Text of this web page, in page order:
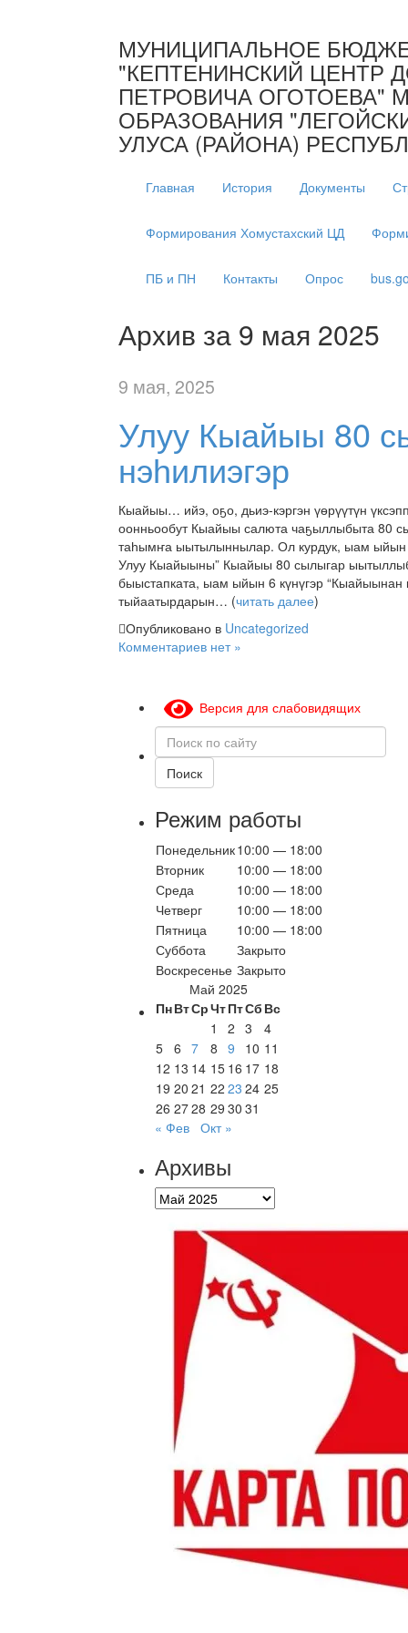
МУНИЦИПАЛЬНОЕ
"КЕПТЕНИНСКИЙ ЦЕНТР
ПЕТРОВИЧА ОГОТОЕВА"
ОБРАЗОВАНИЯ
УЛУСА (РАЙОНА)
Главная История Документы
Формирования Хомустахский ЦД
ПБ и ПН Контакты Опрос
Архив за 9 мая 2025
9 мая, 2025
Улуу Кыайыы 80
нэһилиэгэр
Кыайыы… ийэ, оҕо, дьиэ-кэргэн үѳрүүтүн
оонньообут Кыайыы салюта чаҕыллыбыта 80
таһымҥа ыытылыннылар. Ол курдук, ыам ыйын
Улуу Кыайыыны” Кыайыы 80 сылыгар
быыстапката, ыам ыйын 6 күнүгэр “Кыайыынан
тыйаатырдарын… (читать далее)
Опубликовано в Uncategorized
Комментариев нет »
Версия для слабовидящих
Поиск
по
сайту
Поиск
Режим работы
Понедельник10:00 — 18:00
Вторник
10:00 — 18:00
Среда
10:00 — 18:00
Четверг
10:00 — 18:00
Пятница
10:00 — 18:00
Суббота
Закрыто
Воскресенье Закрыто
Май 2025
ПнВтСрЧтПтСб Вс
1
2 3
4
5 6 7 8 9 10 11
12 13 14 15 16 17 18
19 20 21 22 23 24 25
26 2728 29 30 31
« Фев Окт »
Архивы
Архивы